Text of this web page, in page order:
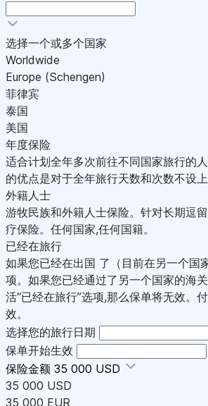
选择一个或多个国家
Worldwide
Europe (Schengen)
菲律宾
泰国
美国
年度保险
适合计划全年多次前往不同国家旅行的
的优点是对于全年旅行天数和次数不设上
外籍人士
游牧民族和外籍人士保险。针对长期逗
疗保险。任何国家,任何国籍。
已经在旅行
如果您已经在出国 了（目前在另一个国
项。如果您已经通过了另一个国家的海
活“已经在旅行”选项,那么保单将无效。
效。
选择您的旅行日期
保单开始生效
保险金额 35 000 USD
35 000 USD
35 000 EUR